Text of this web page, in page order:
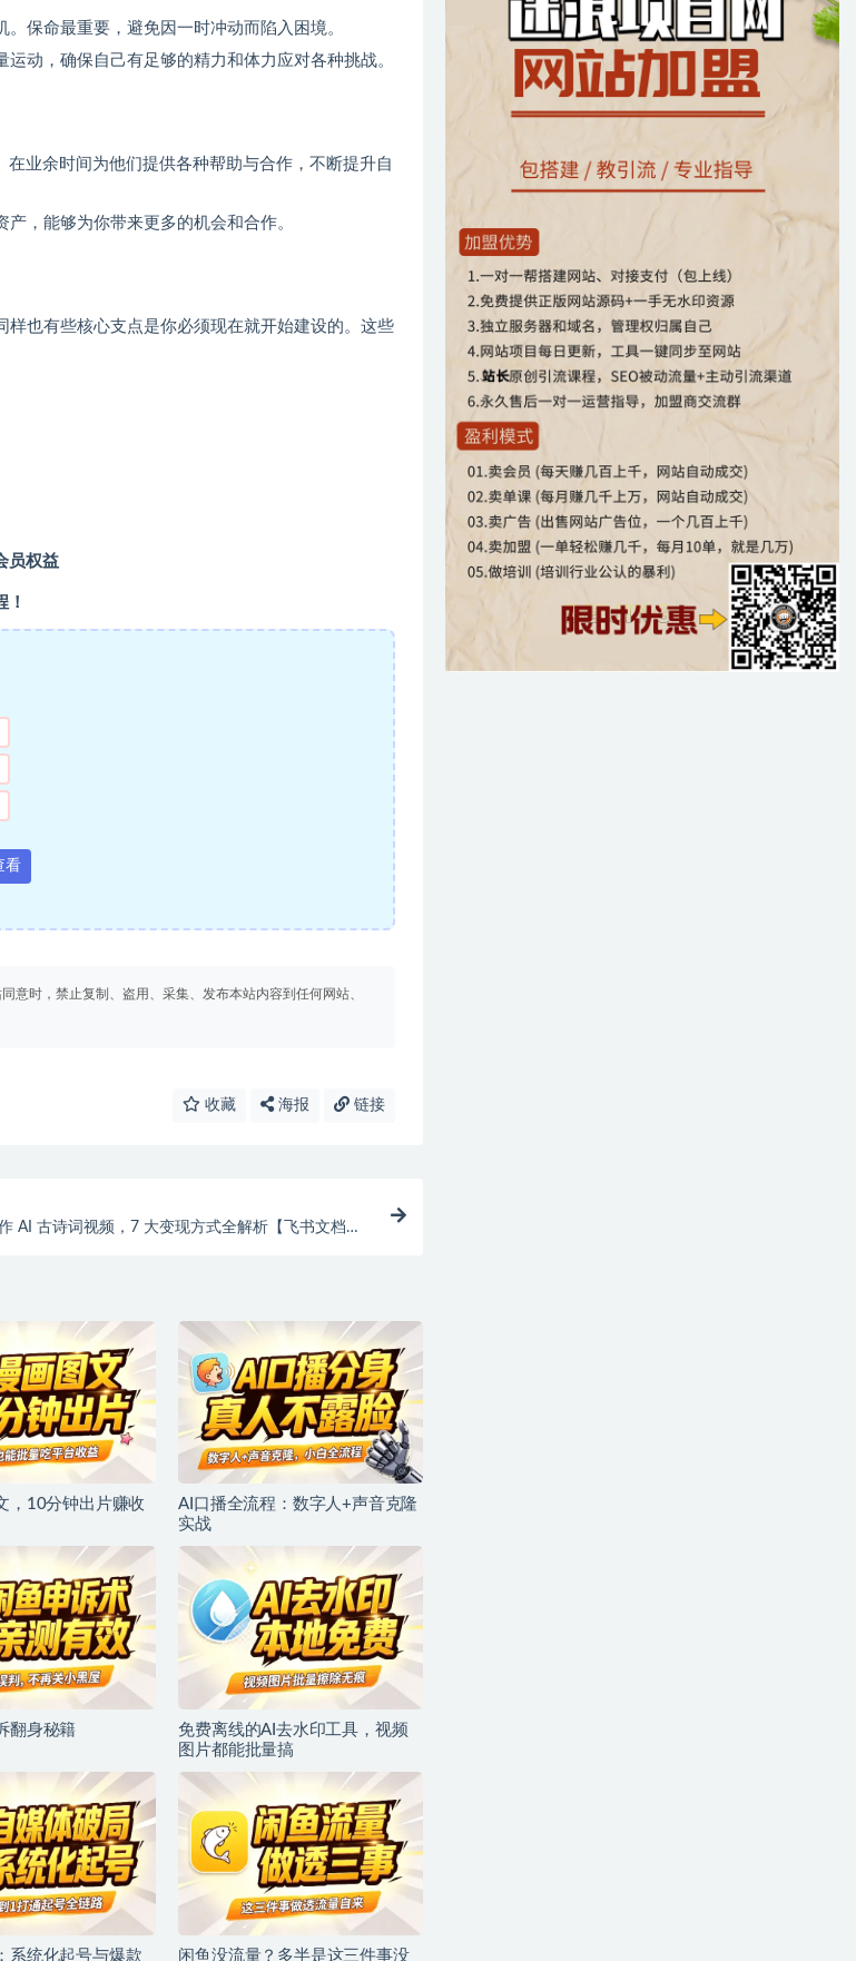
保命最重要，避免因一时冲动而陷入困境。
动，确保自己有足够的精力和体力应对各种挑战。
在业余时间为他们提供各种帮助与合作，不断提升自
，能够为你带来更多的机会和合作。
也有些核心支点是你必须现在就开始建设的。这些
员权益
！
看
意时，禁止复制、盗用、采集、发布本站内容到任何网站、
收藏 海报 链接
AI 古诗词视频，7 大变现方式全解析【飞书文档教
，10分钟出片赚收
AI口播全流程：数字人+声音克隆
实战
翻身秘籍
免费离线的AI去水印工具，视频
图片都能批量搞
系统化起号与爆款 闲鱼没流量？多半是这三件事没